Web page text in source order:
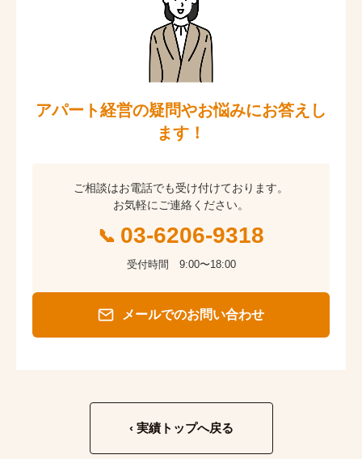
アパート経営の疑問やお悩みにお答えし
ます！
ご相談はお電話でも受け付けております。
お気軽にご連絡ください。
03-6206-9318
受付時間 9:00〜18:00
メールでのお問い合わせ
‹実績トップへ戻る